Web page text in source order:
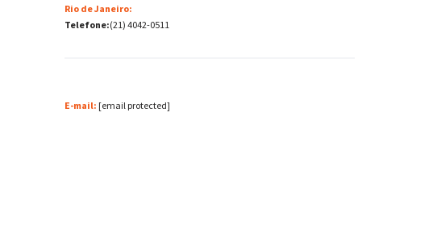
Rio de Janeiro:
Telefone:(21) 4042-0511
E-mail: [email protected]